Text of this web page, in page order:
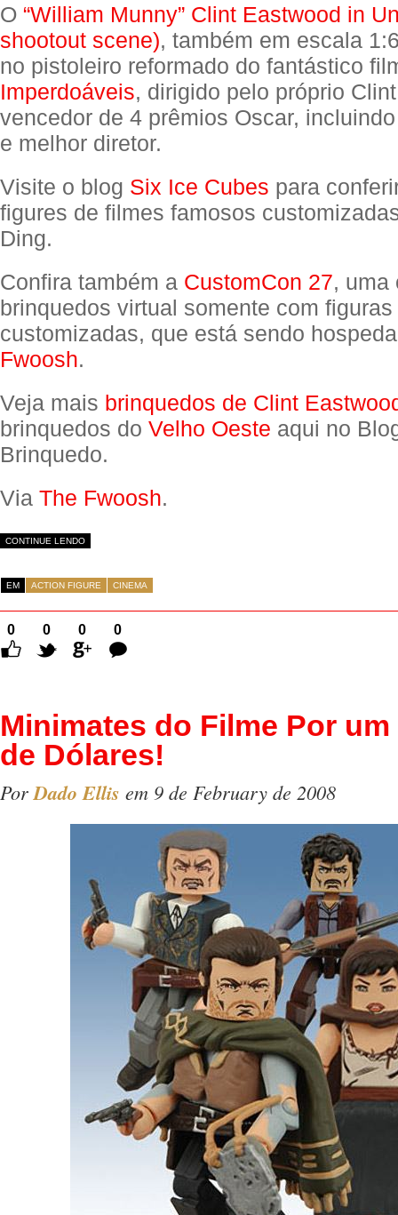
O “William Munny” Clint Eastwood in
shootout scene), também em escala
no pistoleiro reformado do fantástico
Imperdoáveis, dirigido pelo próprio
vencedor de 4 prêmios Oscar,
e melhor diretor.
Visite o blog Six Ice Cubes para
figures de filmes famosos
Ding.
Confira também a CustomCon 27, uma
brinquedos virtual somente com figuras
customizadas, que está sendo
Fwoosh.
Veja mais brinquedos de Clint
brinquedos do Velho Oeste aqui no
Brinquedo.
Via The Fwoosh.
CONTINUE LENDO
EM ACTION FIGURE CINEMA
0 0 0
0
Comentários
Minimates do Filme Por
de Dólares!
Por Dado Ellis em 9 de February de 2008